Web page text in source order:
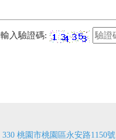
輸入驗證碼:
330 桃園市桃園區永安路1150號